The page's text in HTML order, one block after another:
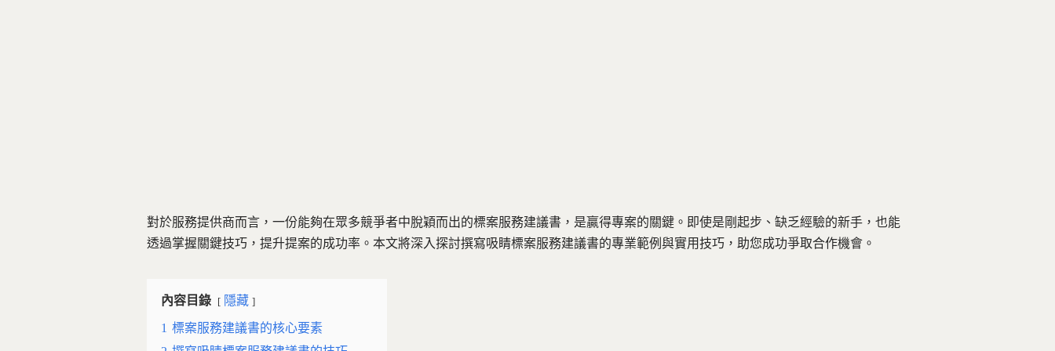
對於服務提供商而言，一份能夠在眾多競爭者中脫穎而出的標案服務建議書，是贏得專案的關鍵。即使是剛起步、缺乏經驗的新手，也能
透過掌握關鍵技巧，提升提案的成功率。本文將深入探討撰寫吸睛標案服務建議書的專業範例與實用技巧，助您成功爭取合作機會。
內容目錄 隱藏
1 標案服務建議書的核心要素